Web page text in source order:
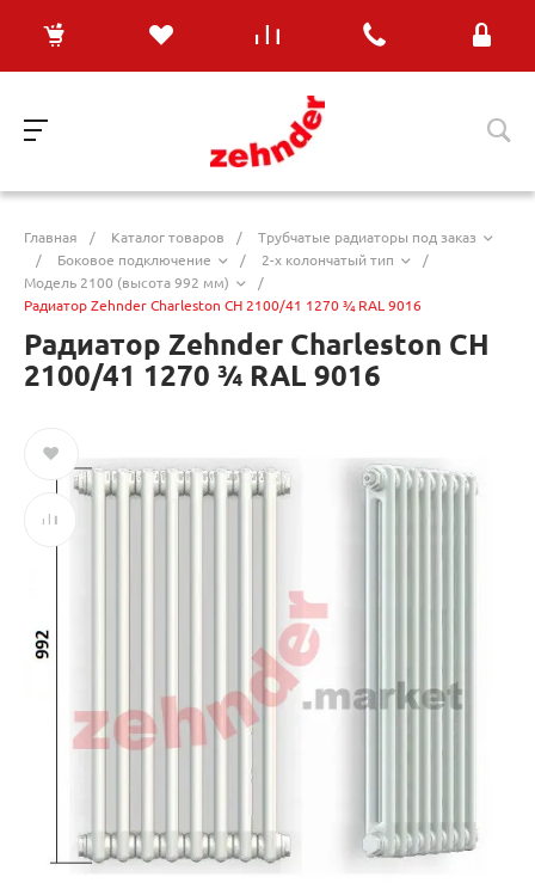
Главная / Каталог товаров /
Трубчатые радиаторы под заказ
/
Боковое подключение / 2-х колончатый тип
/
Модель 2100 (высота 992 мм)
/
Радиатор Zehnder Charleston CH 2100/41 1270 ¾ RAL 9016
Радиатор Zehnder Charleston CH
2100/41 1270 ¾ RAL 9016